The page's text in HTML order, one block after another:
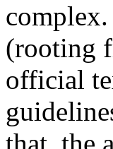
(rooting
official